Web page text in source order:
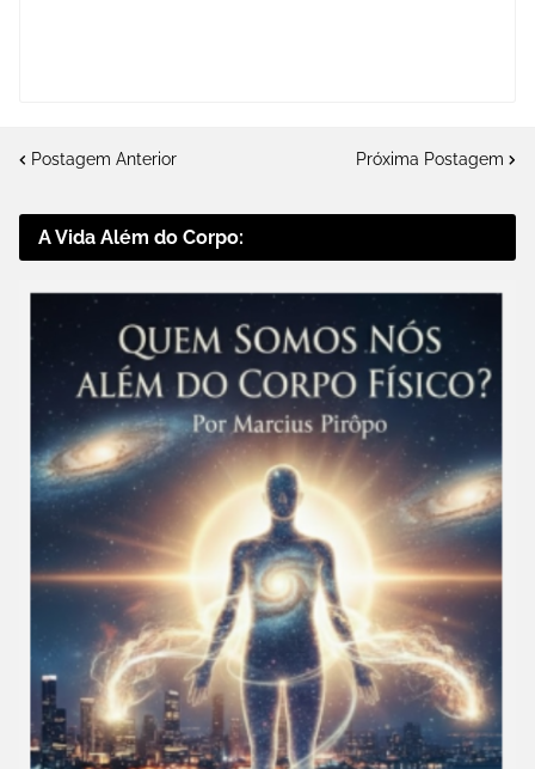
Postagem Anterior Próxima Postagem
A Vida Além do Corpo: